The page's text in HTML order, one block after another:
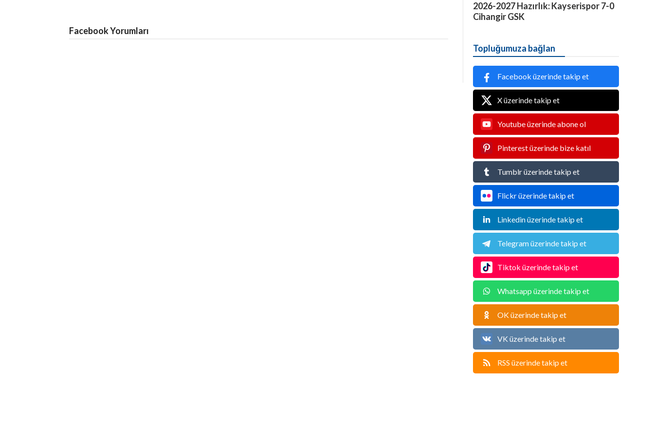
Facebook Yorumları
2026-2027 Hazırlık: Kayserispor 7-0
Cihangir GSK
Topluğumuza bağlan
Facebook üzerinde takip et
X üzerinde takip et
Youtube üzerinde abone ol
Pinterest üzerinde bize katıl
Tumblr üzerinde takip et
Flickr üzerinde takip et
Linkedin üzerinde takip et
Telegram üzerinde takip et
Tiktok üzerinde takip et
Whatsapp üzerinde takip et
OK üzerinde takip et
VK üzerinde takip et
RSS üzerinde takip et